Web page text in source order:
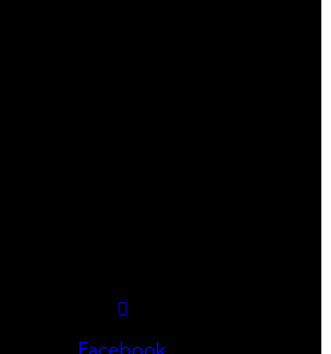
Facebook